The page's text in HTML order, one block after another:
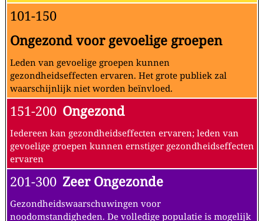
101-150
Ongezond voor gevoelige groepen
Leden van gevoelige groepen kunnen
gezondheidseffecten ervaren. Het grote publiek zal
waarschijnlijk niet worden beïnvloed.
151-200 Ongezond
Iedereen kan gezondheidseffecten ervaren; leden van
gevoelige groepen kunnen ernstiger gezondheidseffecten
ervaren
201-300 Zeer Ongezonde
Gezondheidswaarschuwingen voor
noodomstandigheden. De volledige populatie is mogelijk